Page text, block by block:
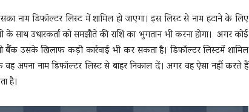
नाम डिफॉल्टर लिस्ट में शामिल हो जाएगा। इस लिस्ट से नाम हटाने के लिए
साथ उधारकर्ता को समझौते की राशि का भुगतान भी करना होगा। अगर कोई
बैंक उसके खिलाफ कड़ी कार्रवाई भी कर सकता है। डिफॉल्टर लिस्टमें शामिल
वह अपना नाम डिफॉल्टर लिस्ट से बाहर निकाल दें। अगर वह ऐसा नहीं करते हैं
है।